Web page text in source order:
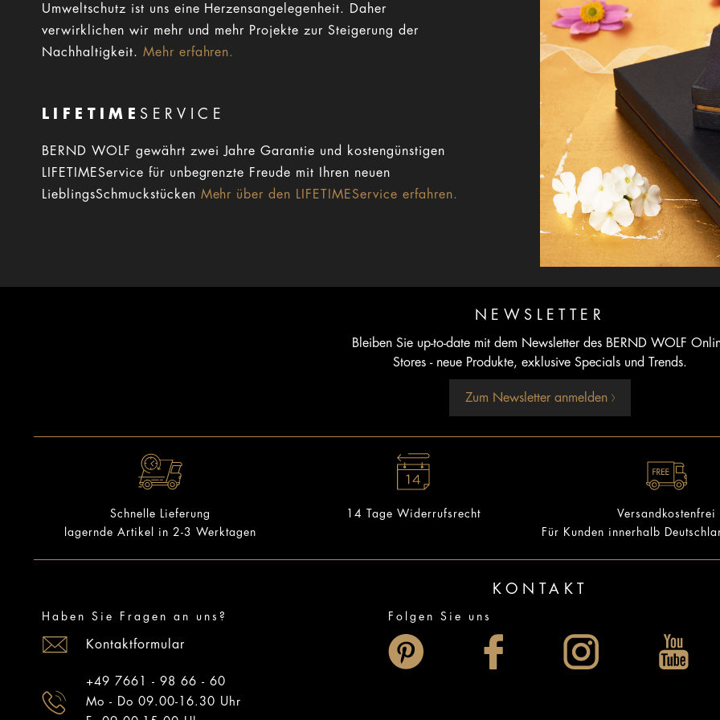
Umweltschutz ist uns eine Herzensangelegenheit. Daher
verwirklichen wir mehr und mehr Projekte zur Steigerung der
Nachhaltigkeit. Mehr erfahren.
LIFETIME SERVICE
BERND WOLF gewährt zwei Jahre Garantie und kostengünstigen
LIFETIMEService für unbegrenzte Freude mit Ihren neuen
LieblingsSchmuckstücken Mehr über den LIFETIMEService erfahren.
NEWSLETTER
Bleiben Sie up-to-date mit dem Newsletter des BERND WOLF
Stores - neue Produkte, exklusive Specials und Trends.
Zum Newsletter anmelden
Schnelle Lieferung
lagernde Artikel in 2-3 Werktagen
14 Tage Widerrufsrecht
Versandkostenfrei
Für Kunden innerhalb
KONTAKT
Haben Sie Fragen an uns?
Kontaktformular
+49 7661 - 98 66 - 60
Mo - Do 09.00-16.30 Uhr
Folgen Sie uns